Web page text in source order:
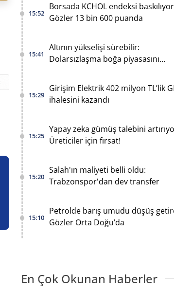
15:52
Borsada KCHOL endeksi
Gözler 13 bin 600 puanda
15:41
Altının yükselişi sürebilir:
Dolarsızlaşma boğa piyasasını
15:29
Girişim Elektrik 402 milyon TL’lik
ihalesini kazandı
15:25
Yapay zeka gümüş talebini
Üreticiler için fırsat!
15:20
Salah'ın maliyeti belli oldu:
Trabzonspor'dan dev transfer
15:10
Petrolde barış umudu düşüş
Gözler Orta Doğu’da
En Çok Okunan Haberler